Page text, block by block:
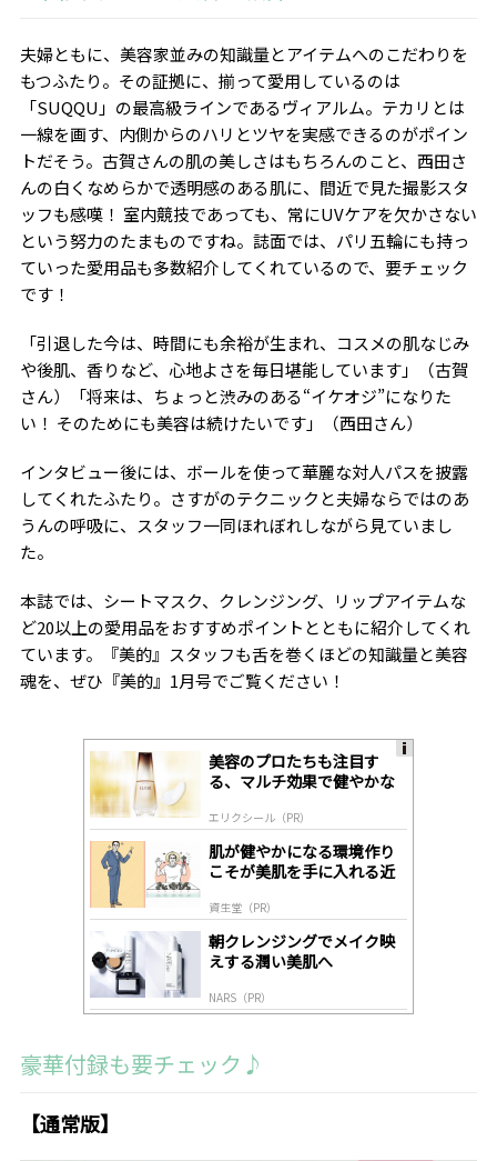
夫婦ともに、美容家並みの知識量とアイテムへのこだわりを
もつふたり。その証拠に、揃って愛用しているのは
「SUQQU」の最高級ラインであるヴィアルム。テカリとは
一線を画す、内側からのハリとツヤを実感できるのがポイン
トだそう。古賀さんの肌の美しさはもちろんのこと、西田さ
んの白くなめらかで透明感のある肌に、間近で見た撮影スタ
ッフも感嘆！ 室内競技であっても、常にUVケアを欠かさない
という努力のたまものですね。誌面では、パリ五輪にも持っ
ていった愛用品も多数紹介してくれているので、要チェック
です！
「引退した今は、時間にも余裕が生まれ、コスメの肌なじみ
や後肌、香りなど、心地よさを毎日堪能しています」（古賀
さん）「将来は、ちょっと渋みのある“イケオジ”になりた
い！ そのためにも美容は続けたいです」（西田さん）
インタビュー後には、ボールを使って華麗な対人パスを披露
してくれたふたり。さすがのテクニックと夫婦ならではのあ
うんの呼吸に、スタッフ一同ほれぼれしながら見ていまし
た。
本誌では、シートマスク、クレンジング、リップアイテムな
ど20以上の愛用品をおすすめポイントとともに紹介してくれ
ています。『美的』スタッフも舌を巻くほどの知識量と美容
魂を、ぜひ『美的』1月号でご覧ください！
美容のプロたちも注目す
る、マルチ効果で健やかな
エリクシール（PR）
肌が健やかになる環境作り
こそが美肌を手に入れる近
資生堂（PR）
朝クレンジングでメイク映
えする潤い美肌へ
NARS（PR）
豪華付録も要チェック♪
【通常版】